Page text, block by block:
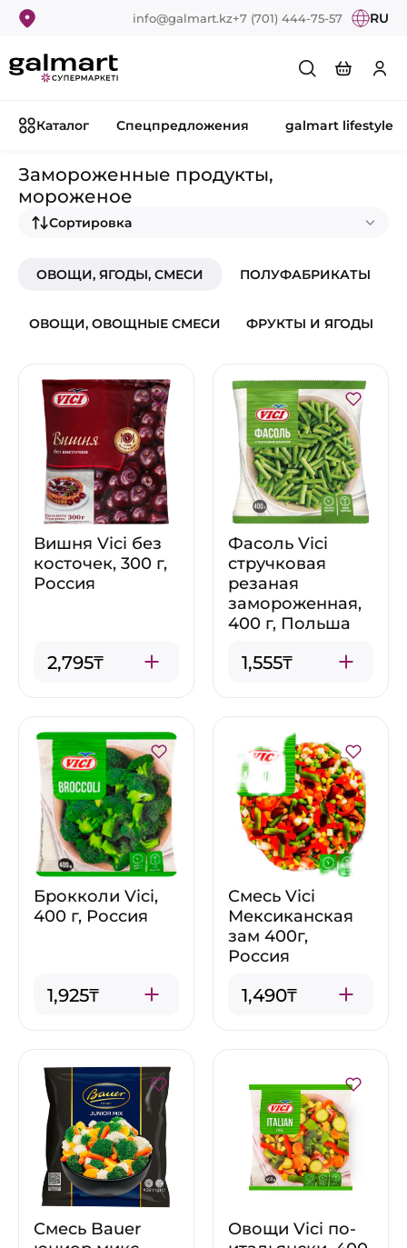
info@galmart.kz+7 (701) 444-75-57 RU
Каталог Спецпредложения galmart lifestyle
Замороженные продукты,
мороженое
Сортировка
ОВОЩИ, ЯГОДЫ, СМЕСИ ПОЛУФАБРИКАТЫ
ОВОЩИ, ОВОЩНЫЕ СМЕСИ ФРУКТЫ И ЯГОДЫ
Вишня Vici без
косточек, 300 г,
Россия
2,795₸
Фасоль Vici
стручковая
резаная
замороженная,
400 г, Польша
1,555₸
Брокколи Vici,
400 г, Россия
1,925₸
Смесь Vici
Мексиканская
зам 400г,
Россия
1,490₸
Смесь Bauer
Овощи Vici по-